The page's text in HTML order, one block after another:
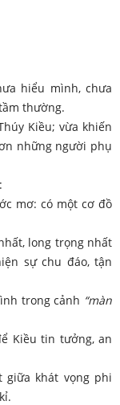
hiểu mình, chưa
thường.
Kiều; vừa khiến
những người phụ
mơ: có một cơ đồ
long trọng nhất
sự chu đáo, tận
trong cảnh “màn
Kiều tin tưởng, an
giữa khát vọng phi